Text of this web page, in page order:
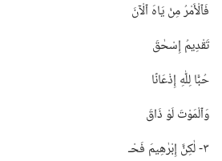
فَٱلْأَمْرُ مِنْ يَاهَ ٱلْآنَ
تَقْدِيمُ إِسْحٰقَ
حُبًّا لِلّٰهِ إِذْعَانًا
وَٱلْمَوْتَ لَوْ ذَاقَ
٣-‏ لٰكِنَّ إِبْرٰهِيمَ فَحْـ‍